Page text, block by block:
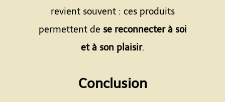
revient souvent : ces produits
permettent de se reconnecter à soi
et à son plaisir.
Conclusion